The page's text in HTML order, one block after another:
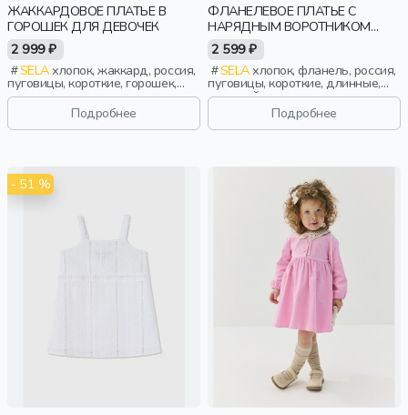
ЖАККАРДОВОЕ ПЛАТЬЕ В
ГОРОШЕК ДЛЯ ДЕВОЧЕК
2 999 ₽
SELAхлопок, жаккард, россия,
пуговицы, короткие, горошек,
прилегающие, застежка, школа,
оборка, воротник, съемный
воротник, фактурные, объемные,
клеш, девочки, дети
Подробнее
ФЛАНЕЛЕВОЕ ПЛАТЬЕ С
НАРЯДНЫМ ВОРОТНИКОМ
ДЛЯ ДЕВОЧЕК
2 599 ₽
SELAхлопок, фланель, россия,
пуговицы, короткие, длинные,
длинный рукав, застежка,
оборка, манжета, свободные,
клетка, вышивка, воротник,
съемный воротник, клеш,
Подробнее
- 51 %